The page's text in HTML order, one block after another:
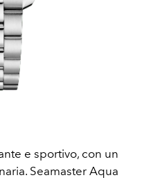
e sportivo, con un
Seamaster Aqua